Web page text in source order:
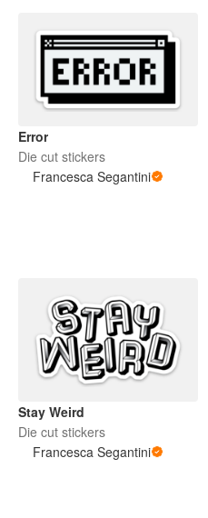
Error
Die cut stickers
Francesca Segantini
Stay Weird
Die cut stickers
Francesca Segantini